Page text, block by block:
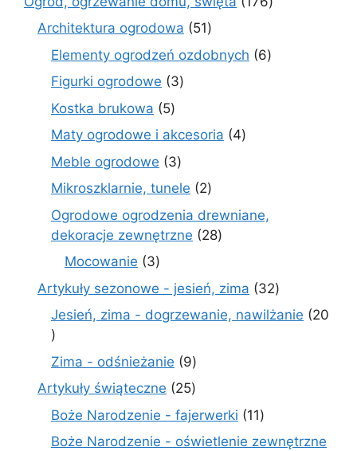
Architektura ogrodowa 5151
produktów
Elementy ogrodzeń ozdobnych 66
Figurki ogrodowe 33
Kostka brukowa 55
produktów
Maty ogrodowe i akcesoria 44
Meble ogrodowe 33
produkty
Mikroszklarnie, tunele 22
produkty
Ogrodowe ogrodzenia drewniane,
dekoracje zewnętrzne
2828
Mocowanie 33
produkty
Artykuły sezonowe - jesień, zima 3232
produkty
Jesień, zima - dogrzewanie, nawilżanie
20
20
produktów
Zima - odśnieżanie 99
produktów
Artykuły świąteczne 2525
produktów
Boże Narodzenie - fajerwerki 1111
produktów
Boże Narodzenie - oświetlenie zewnętrzne